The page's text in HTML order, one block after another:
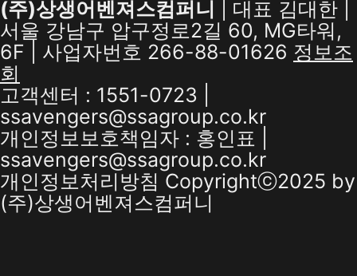
(주)상생어벤져스컴퍼니 | 대표 김대한 |
서울 강남구 압구정로2길 60, MG타워,
6F | 사업자번호 266-88-01626 정보조
회
고객센터 : 1551-0723 |
ssavengers@ssagroup.co.kr
개인정보보호책임자 : 홍인표 |
ssavengers@ssagroup.co.kr
개인정보처리방침 Copyrightⓒ2025 by
(주)상생어벤져스컴퍼니